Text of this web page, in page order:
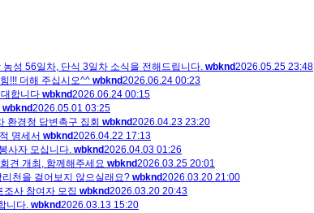
성 56일차, 단식 3일차 소식을 전해드립니다. wbknd2026.05.25 23:48
!!! 더해 주십시오^^ wbknd2026.06.24 00:23
합니다 wbknd2026.06.24 00:15
wbknd2026.05.01 03:25
환경청 답변촉구 집회 wbknd2026.04.23 23:20
명세서 wbknd2026.04.22 17:13
사자 모십니다. wbknd2026.04.03 01:26
견 개최, 함께해주세요 wbknd2026.03.25 20:01
천을 걸어보지 않으실래요? wbknd2026.03.20 21:00
조사 참여자 모집 wbknd2026.03.20 20:43
니다. wbknd2026.03.13 15:20